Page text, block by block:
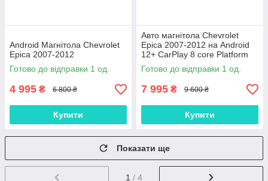
Android Магнітола Chevrolet
Epica 2007-2012
Готово до відправки 1 од.
4 995 ₴ 6 800 ₴
Купити
Авто магнітола Chevrolet
Epica 2007-2012 на Android
12+ CarPlay 8 core Platform
XyAuto
Готово до відправки 1 од.
7 995 ₴ 9 600 ₴
Купити
Показати ще
1 / 4